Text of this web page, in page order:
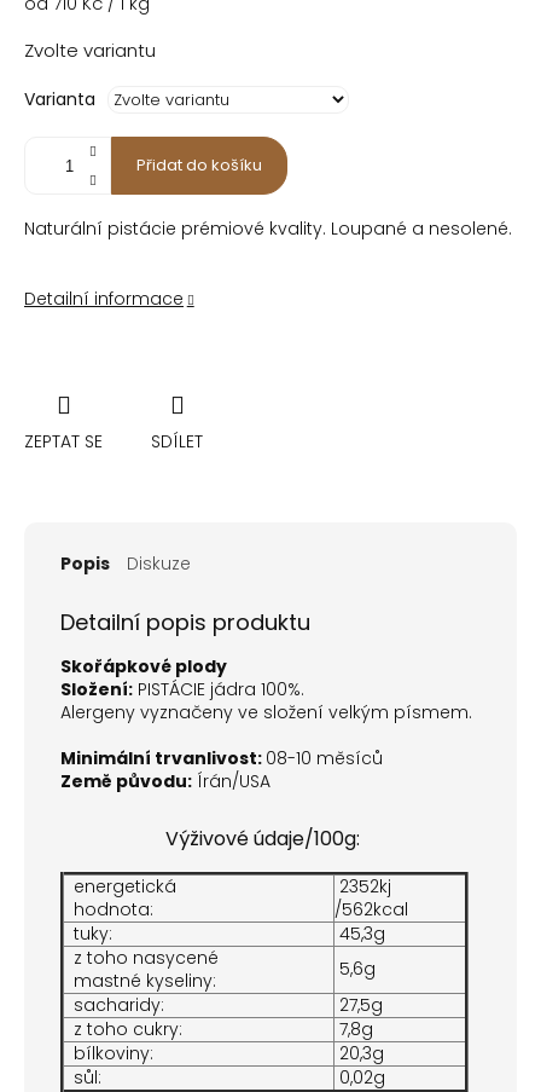
Zvolte variantu
Varianta
Přidat do košíku
Naturální pistácie prémiové kvality. Loupané a nesolené.
Detailní informace
ZEPTAT SE SDÍLET
Popis Diskuze
Detailní popis produktu
Skořápkové plody
Složení: PISTÁCIE jádra 100%.
Alergeny vyznačeny ve složení velkým písmem.
Minimální trvanlivost: 08-10 měsíců
Země původu: Írán/USA
Výživové údaje/100g:
energetická
hodnota:
2352kj
/562kcal
tuky:
45,3g
z toho nasycené
mastné kyseliny:
5,6g
sacharidy:
27,5g
z toho cukry:
7,8g
bílkoviny:
20,3g
sůl:
0,02g